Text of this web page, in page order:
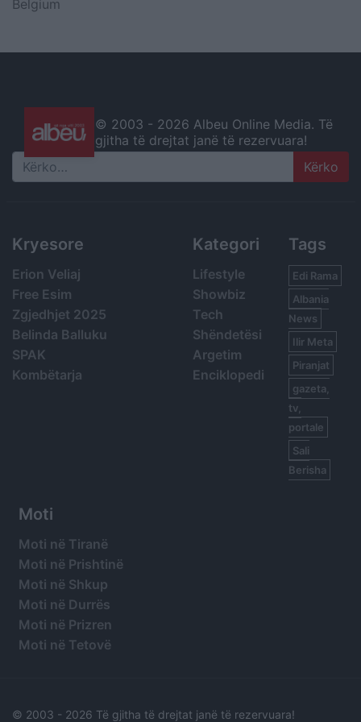
Belgium
© 2003 - 2026 Albeu Online Media. Të
gjitha të drejtat janë të rezervuara!
Search
Kryesore
Erion Veliaj
Free Esim
Zgjedhjet 2025
Belinda Balluku
SPAK
Kombëtarja
Kategori
Lifestyle
Showbiz
Tech
Shëndetësi
Argetim
Enciklopedi
Tags
Edi Rama
Albania
News
Ilir Meta
Piranjat
gazeta,
tv,
portale
Sali
Berisha
Moti
Moti në Tiranë
Moti në Prishtinë
Moti në Shkup
Moti në Durrës
Moti në Prizren
Moti në Tetovë
© 2003 - 2026 Të gjitha të drejtat janë të rezervuara!